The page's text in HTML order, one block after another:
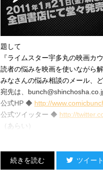
題して
『ライムスター宇多丸の映画カ
読者の悩みを映画を使いながら
みなさんの悩み相談のメール、
宛先は、
公式HP ◆ http://
公式ツイッター ◆ http://
（あらい）
ツイー